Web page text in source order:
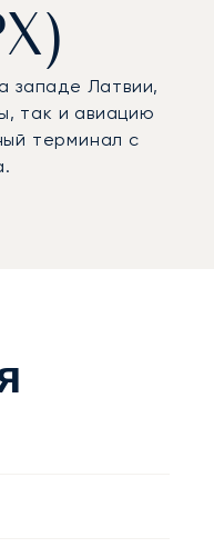
западе Латвии,
так и авиацию
терминал с